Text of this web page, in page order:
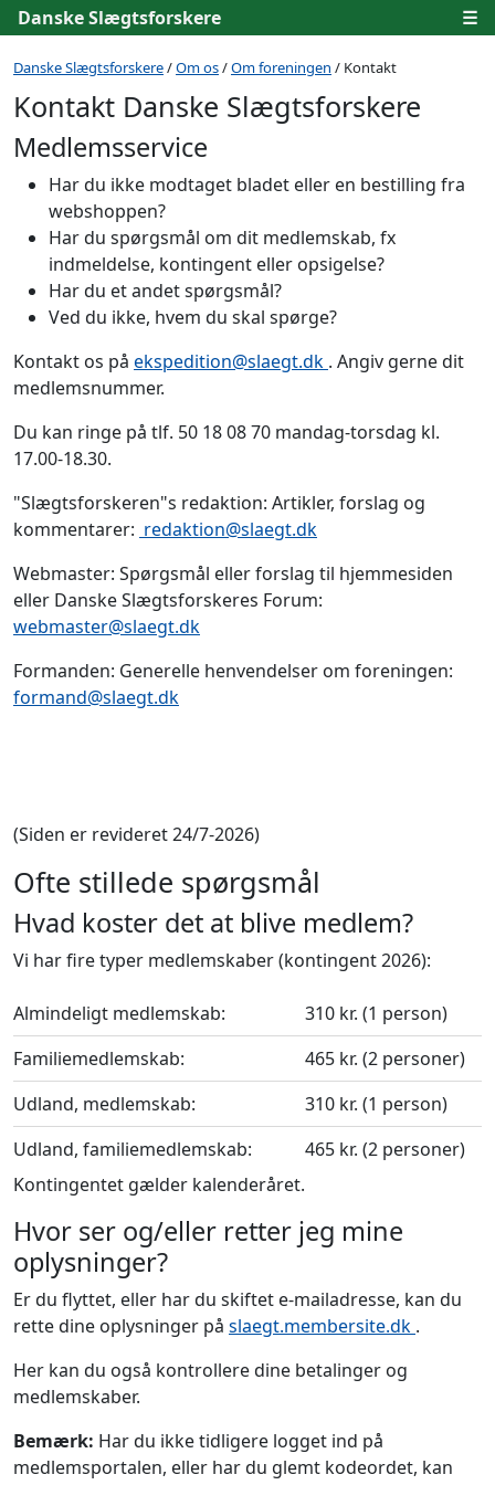
Danske Slægtsforskere ☰
Danske Slægtsforskere/Om os/Om foreningen / Kontakt
Kontakt Danske Slægtsforskere
Medlemsservice
Har du ikke modtaget bladet eller en bestilling fra
webshoppen?
Har du spørgsmål om dit medlemskab, fx
indmeldelse, kontingent eller opsigelse?
Har du et andet spørgsmål?
Ved du ikke, hvem du skal spørge?
Kontakt os på ekspedition@slaegt.dk . Angiv gerne dit
medlemsnummer.
Du kan ringe på tlf. 50 18 08 70 mandag-torsdag kl.
17.00-18.30.
"Slægtsforskeren"s redaktion: Artikler, forslag og
kommentarer: redaktion@slaegt.dk
Webmaster: Spørgsmål eller forslag til hjemmesiden
eller Danske Slægtsforskeres Forum:
webmaster@slaegt.dk
Formanden: Generelle henvendelser om foreningen:
formand@slaegt.dk
(Siden er revideret 24/7-2026)
Ofte stillede spørgsmål
Hvad koster det at blive medlem?
Vi har fire typer medlemskaber (kontingent 2026):
Almindeligt medlemskab:
310 kr. (1 person)
Familiemedlemskab:
465 kr. (2 personer)
Udland, medlemskab:
310 kr. (1 person)
Udland, familiemedlemskab:
465 kr. (2 personer)
Kontingentet gælder kalenderåret.
Hvor ser og/eller retter jeg mine
oplysninger?
Er du flyttet, eller har du skiftet e-mailadresse, kan du
rette dine oplysninger på slaegt.membersite.dk .
Her kan du også kontrollere dine betalinger og
medlemskaber.
Bemærk: Har du ikke tidligere logget ind på
medlemsportalen, eller har du glemt kodeordet, kan